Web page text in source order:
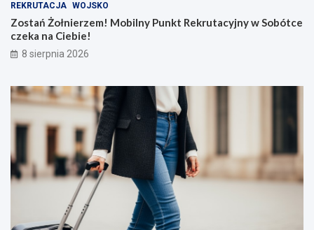
REKRUTACJA WOJSKO
Zostań Żołnierzem! Mobilny Punkt Rekrutacyjny w Sobótce
czeka na Ciebie!
8 sierpnia 2026